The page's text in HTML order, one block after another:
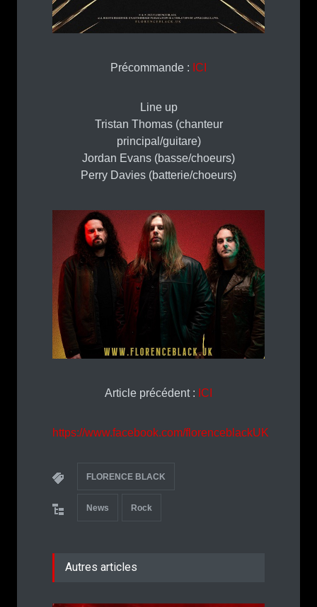
Précommande : ICI
Line up
Tristan Thomas (chanteur
principal/guitare)
Jordan Evans (basse/choeurs)
Perry Davies (batterie/choeurs)
Article précédent : ICI
https://www.facebook.com/florenceblackUK
FLORENCE BLACK
News Rock
Autres articles